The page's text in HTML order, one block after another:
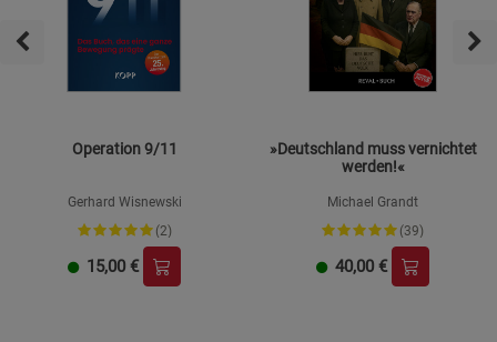
Operation 9/11
Gerhard Wisnewski
(2)
15,00 €
»Deutschland muss vernichtet
werden!«
Michael Grandt
(39)
40,00 €